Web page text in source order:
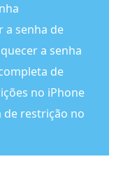
a senha de
a senha
de
no iPhone
de restrição no